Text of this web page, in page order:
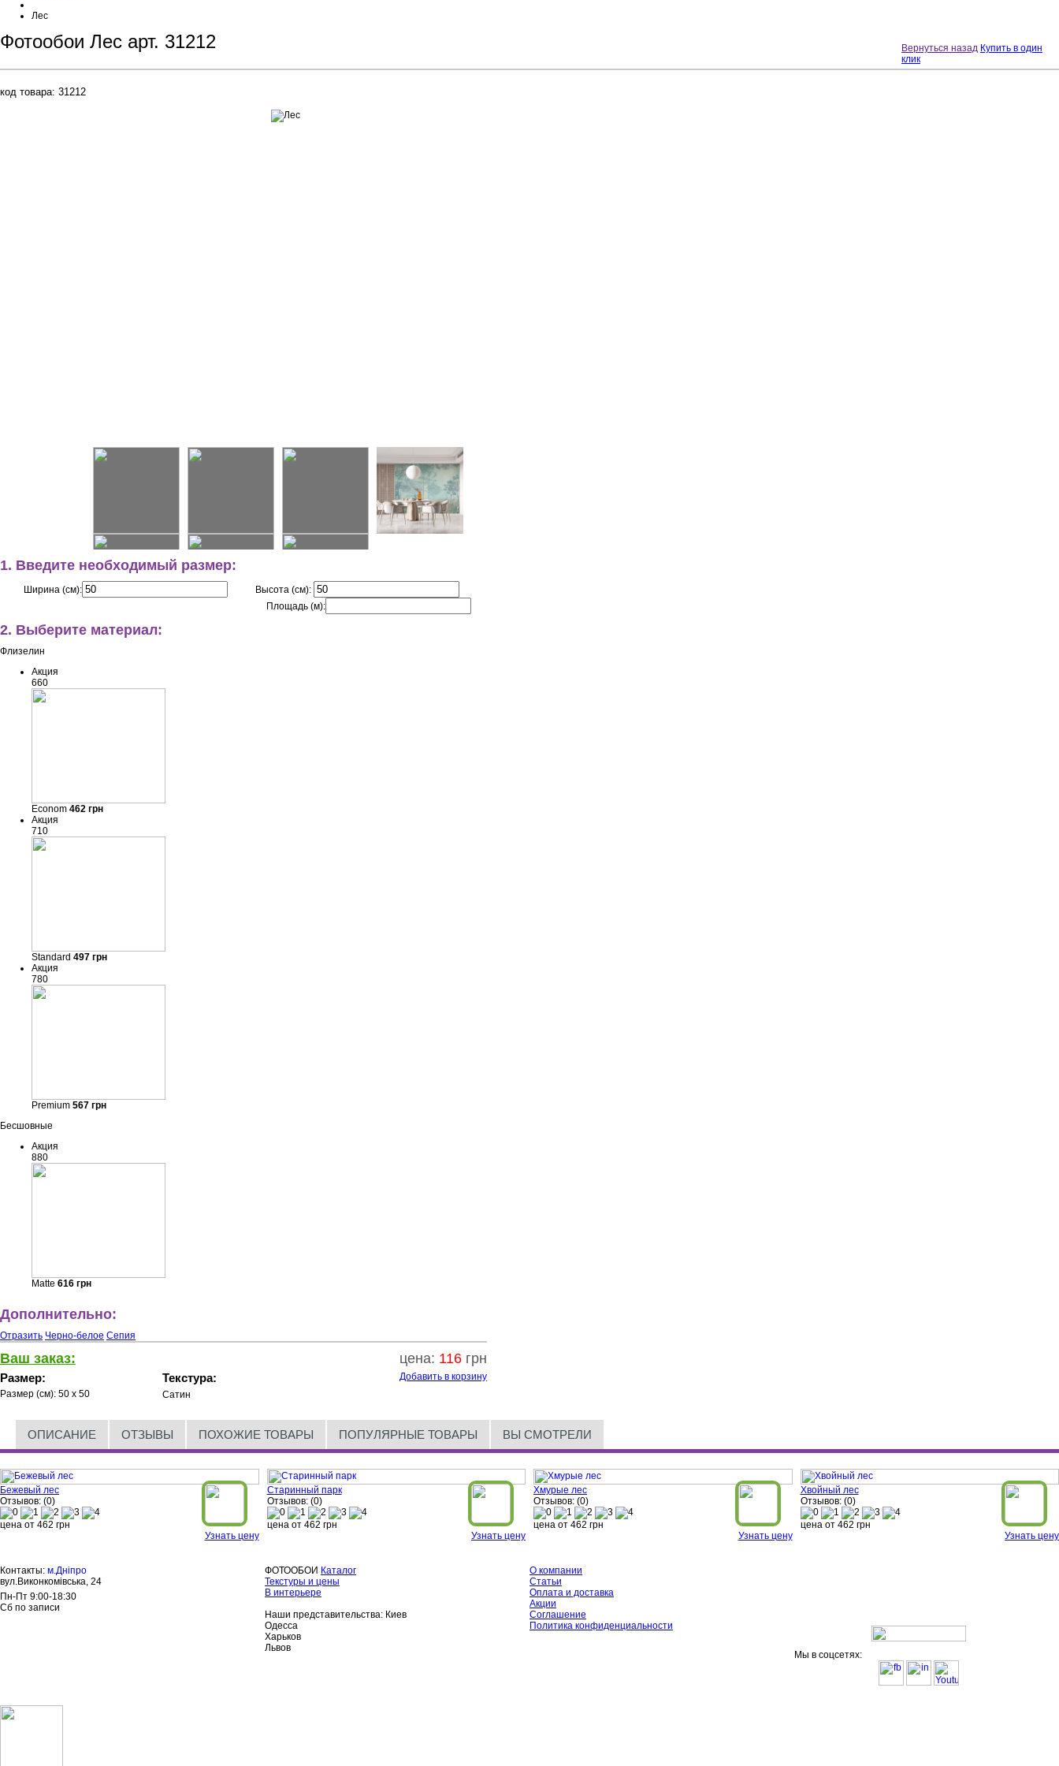
Лес
Вернуться назад Купить в один
клик
Фотообои Лес арт. 31212
код товара: 31212
1. Введите необходимый размер:
Ширина (см):
Высота (см):
Площадь (м):
2. Выберите материал:
Флизелин
Акция
660
Econom 462 грн
Акция
710
Standard 497 грн
Акция
780
Premium 567 грн
Бесшовные
Акция
880
Matte 616 грн
Дополнительно:
Отразить Черно-белое Сепия
Ваш заказ: цена: 116 грн
Размер:
Размер (см): 50 x 50
Текстура:
Сатин
Добавить в корзину
ОПИСАНИЕ ОТЗЫВЫ ПОХОЖИЕ ТОВАРЫ ПОПУЛЯРНЫЕ ТОВАРЫ ВЫ СМОТРЕЛИ
Бежевый лес
Отзывов: (0)
цена от 462 грн
Узнать цену
Старинный парк
Отзывов: (0)
цена от 462 грн
Узнать цену
Хмурые лес
Отзывов: (0)
цена от 462 грн
Узнать цену
Хвойный лес
Отзывов: (0)
цена от 462 грн
Узнать цену
Контакты: м.Дніпро
вул.Виконкомівська, 24
Пн-Пт 9:00-18:30
Сб по записи
ФОТООБОИ Каталог
Текстуры и цены
В интерьере
Наши представительства: Киев
Одесса
Харьков
Львов
О компании
Статьи
Оплата и доставка
Акции
Соглашение
Политика конфиденциальности
Мы в соцсетях: